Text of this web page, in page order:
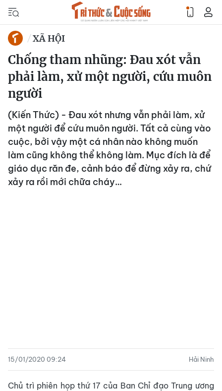
XÃ HỘI
Chống tham nhũng: Đau xót vẫn
phải làm, xử một người, cứu muôn
người
(Kiến Thức) - Đau xót nhưng vẫn phải làm, xử
một người để cứu muôn người. Tất cả cùng vào
cuộc, bởi vậy một cá nhân nào không muốn
làm cũng không thể không làm. Mục đích là để
giáo dục răn đe, cảnh báo để đừng xảy ra, chứ
xảy ra rồi mới chữa cháy…
15/01/2020 09:24 Hải Ninh
Chủ trì phiên họp thứ 17 của Ban Chỉ đạo Trung ương